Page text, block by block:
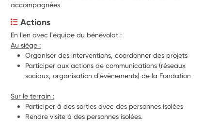
accompagnées
Actions
En lien avec l'équipe du bénévolat :
Au siège :
Organiser des interventions, coordonner des projets
Participer aux actions de communications (réseaux
sociaux, organisation d'évènements) de la Fondation
Sur le terrain :
Participer à des sorties avec des personnes isolées
Rendre visite à des personnes isolées.